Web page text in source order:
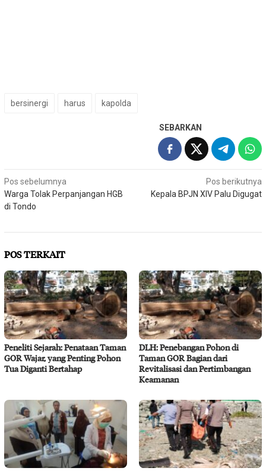
bersinergi harus kapolda
SEBARKAN
Navigasi
pos
Pos sebelumnya
Warga Tolak Perpanjangan HGB
di Tondo
Pos berikutnya
Kepala BPJN XIV Palu Digugat
POS TERKAIT
Peneliti Sejarah: Penataan Taman
GOR Wajar, yang Penting Pohon
Tua Diganti Bertahap
DLH: Penebangan Pohon di
Taman GOR Bagian dari
Revitalisasi dan Pertimbangan
Keamanan